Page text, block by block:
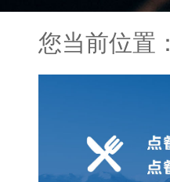
您当前位置：